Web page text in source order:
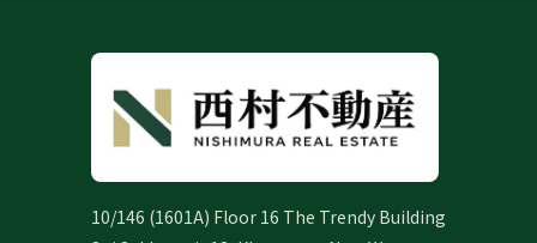
10/146 (1601A) Floor 16 The Trendy Building